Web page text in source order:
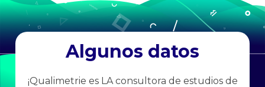
Algunos datos
¡Qualimetrie es LA consultora de estudios de